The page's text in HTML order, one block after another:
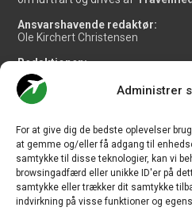
Administrer
For at give dig de bedste oplevelser
at gemme og/eller få adgang til
samtykke til disse teknologier, kan vi
browsingadfærd eller unikke ID'er på
samtykke eller trækker dit samtykke
indvirkning på visse funktioner og
Ansvarshavende redaktør:
Ole Kirchert Christensen
Redaktionen:
Christian Granhøj Skouboe
Henrik Baumgarten
Danny Longhi Andreasen
Salg og jobannoncer:
salg@travelmedianordic.com
Vi tager ansvar for indholdet og er